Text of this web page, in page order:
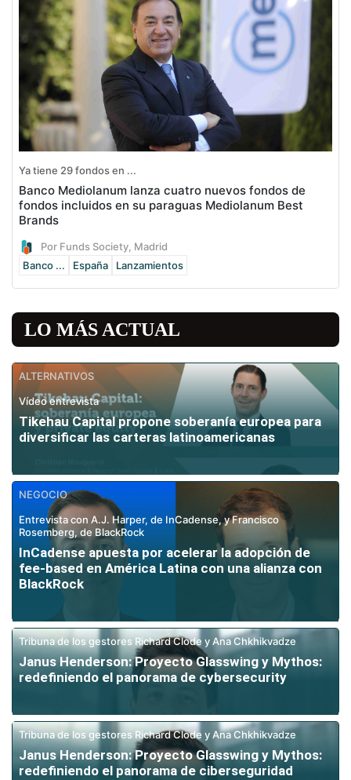
Ya tiene 29 fondos en ...
Banco Mediolanum lanza cuatro nuevos fondos de
fondos incluidos en su paraguas Mediolanum Best
Brands
Por Funds Society, Madrid
Banco ...
España Lanzamientos
LO MÁS ACTUAL
ALTERNATIVOS
Vídeo entrevista
Tikehau Capital propone soberanía europea para
diversificar las carteras latinoamericanas
NEGOCIO
Entrevista con A.J. Harper, de InCadense, y Francisco
Rosemberg, de BlackRock
InCadense apuesta por acelerar la adopción de
fee-based en América Latina con una alianza con
BlackRock
Tribuna de los gestores Richard Clode y Ana Chkhikvadze
Janus Henderson: Proyecto Glasswing y Mythos:
redefiniendo el panorama de cybersecurity
Tribuna de los gestores Richard Clode y Ana Chkhikvadze
Janus Henderson: Proyecto Glasswing y Mythos:
redefiniendo el panorama de ciberseguridad